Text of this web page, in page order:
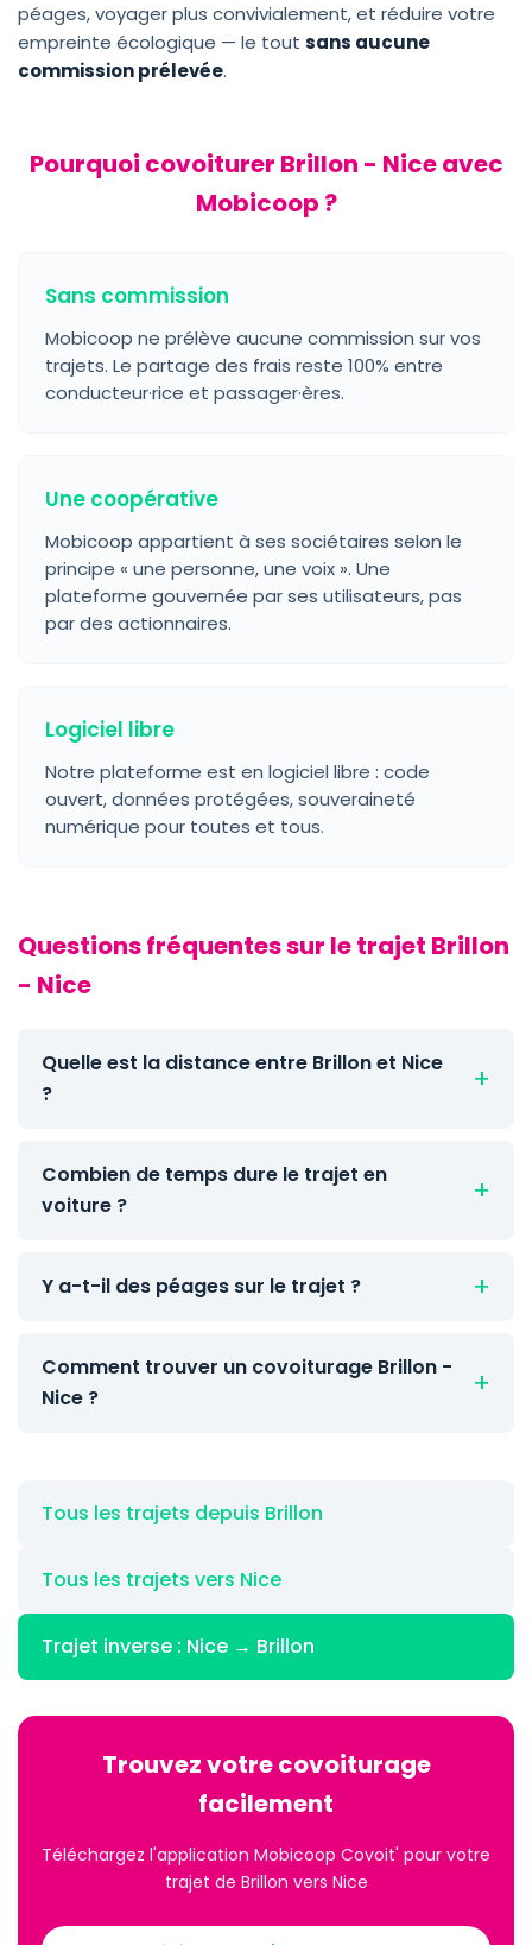
péages, voyager plus convivialement, et réduire votre
empreinte écologique — le tout sans aucune
commission prélevée.
Pourquoi covoiturer Brillon - Nice avec
Mobicoop ?
Sans commission
Mobicoop ne prélève aucune commission sur vos
trajets. Le partage des frais reste 100% entre
conducteur·rice et passager·ères.
Une coopérative
Mobicoop appartient à ses sociétaires selon le
principe « une personne, une voix ». Une
plateforme gouvernée par ses utilisateurs, pas
par des actionnaires.
Logiciel libre
Notre plateforme est en logiciel libre : code
ouvert, données protégées, souveraineté
numérique pour toutes et tous.
Questions fréquentes sur le trajet Brillon
- Nice
Quelle est la distance entre Brillon et Nice
?
Combien de temps dure le trajet en
voiture ?
Y a-t-il des péages sur le trajet ?
Comment trouver un covoiturage Brillon -
Nice ?
Tous les trajets depuis Brillon
Tous les trajets vers Nice
Trajet inverse : Nice → Brillon
Trouvez votre covoiturage
facilement
Téléchargez l'application Mobicoop Covoit' pour votre
trajet de Brillon vers Nice